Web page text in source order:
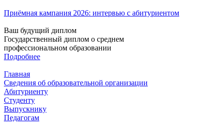
Приёмная кампания 2026: интервью с абитуриентом
Ваш будущий диплом
Государственный диплом о среднем
профессиональном образовании
Подробнее
Главная
Сведения об образовательной организации
Абитуриенту
Студенту
Выпускнику
Педагогам